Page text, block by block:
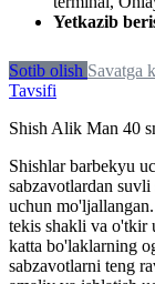
Yetkazib
Sotib olish Savatga
Tavsifi
Shish Alik Man 40
Shishlar barbekyu
sabzavotlardan
uchun
tekis shakli va
katta bo'laklarning
sabzavotlarni teng